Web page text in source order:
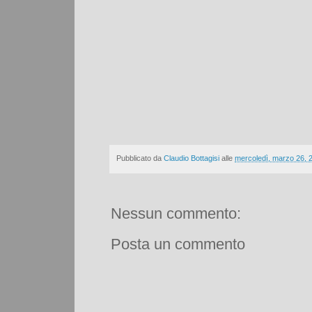
Pubblicato da Claudio Bottagisi alle mercoledì, marzo 26,
Nessun commento:
Posta un commento